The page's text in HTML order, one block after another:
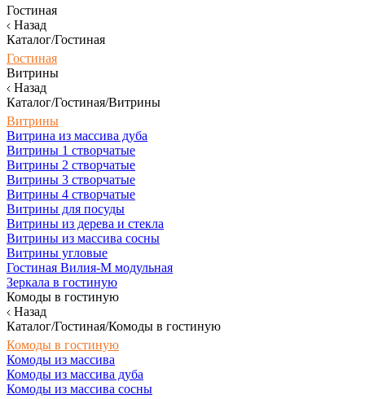
Гостиная
Назад
Каталог/Гостиная
Гостиная
Витрины
Назад
Каталог/Гостиная/Витрины
Витрины
Витрина из массива дуба
Витрины 1 створчатые
Витрины 2 створчатые
Витрины 3 створчатые
Витрины 4 створчатые
Витрины для посуды
Витрины из дерева и стекла
Витрины из массива сосны
Витрины угловые
Гостиная Вилия-М модульная
Зеркала в гостиную
Комоды в гостиную
Назад
Каталог/Гостиная/Комоды в гостиную
Комоды в гостиную
Комоды из массива
Комоды из массива дуба
Комоды из массива сосны